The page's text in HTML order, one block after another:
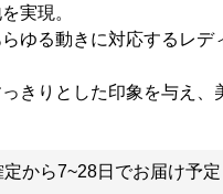
実現。
ゆる動きに対応するレデ
きりとした印象を与え、
定から7~28日でお届け予定